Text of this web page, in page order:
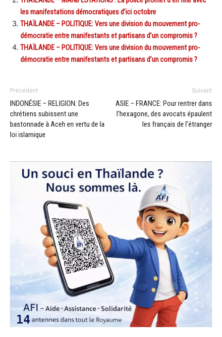
les manifestations démocratiques d’ici octobre
THAÏLANDE – POLITIQUE: Vers une division du mouvement pro-
démocratie entre manifestants et partisans d’un compromis ?
THAÏLANDE – POLITIQUE: Vers une division du mouvement pro-
démocratie entre manifestants et partisans d’un compromis ?
Précédent
INDONÉSIE – RELIGION: Des
chrétiens subissent une
bastonnade à Aceh en vertu de la
loi islamique
Suivant
ASIE – FRANCE: Pour rentrer dans
l’hexagone, des avocats épaulent
les français de l’étranger